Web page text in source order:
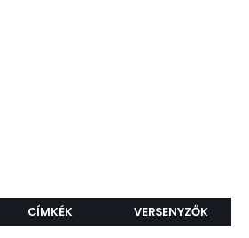
CÍMKÉK VERSENYZŐK